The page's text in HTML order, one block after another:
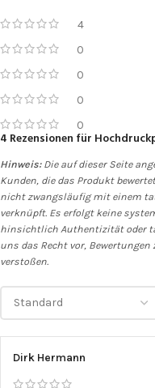
4
0
0
0
0
4 Rezensionen für
Hinweis:Die auf dieser Seite
Kunden, die das Produkt
nicht zwangsläufig mit einem
verknüpft. Es erfolgt keine
hinsichtlich Authentizität oder
uns das Recht vor,
verstoßen.
Dirk Hermann